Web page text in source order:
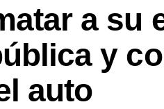
a su
y
auto